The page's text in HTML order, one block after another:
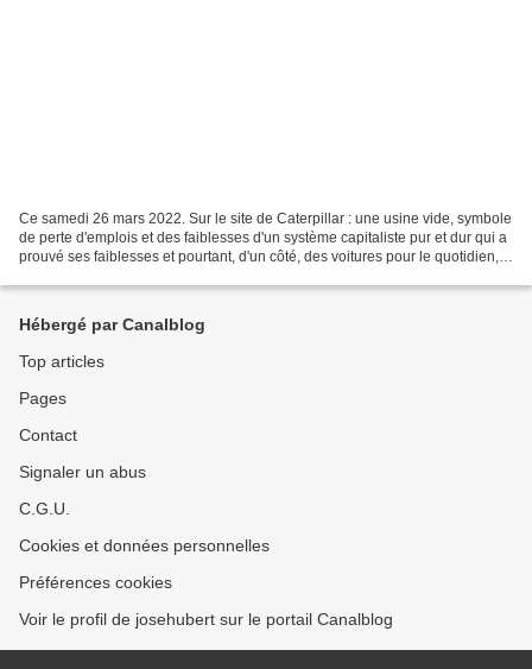
Ce samedi 26 mars 2022. Sur le site de Caterpillar : une usine vide, symbole
de perte d'emplois et des faiblesses d'un système capitaliste pur et dur qui a
prouvé ses faiblesses et pourtant, d'un côté, des voitures pour le quotidien,
Hébergé par Canalblog
Top articles
Pages
Contact
Signaler un abus
C.G.U.
Cookies et données personnelles
Préférences cookies
Voir le profil de josehubert sur le portail Canalblog